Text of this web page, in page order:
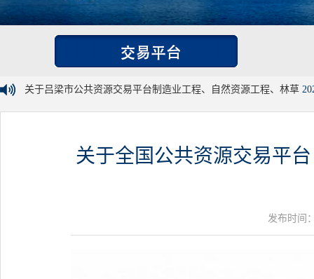
关于吕梁市公共资源交易平台制造业工程、自然资源工程、林草
关于全国公共资源交易平
发布时间